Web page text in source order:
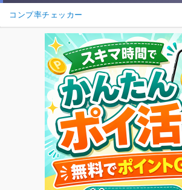
コンプ率チェッカー